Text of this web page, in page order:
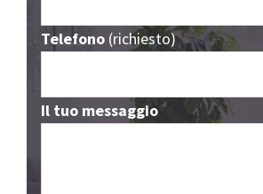
Telefono(richiesto)
Il tuo messaggio